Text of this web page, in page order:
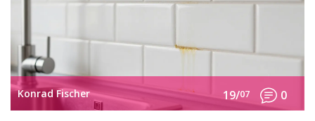
Konrad Fischer 19/07 0